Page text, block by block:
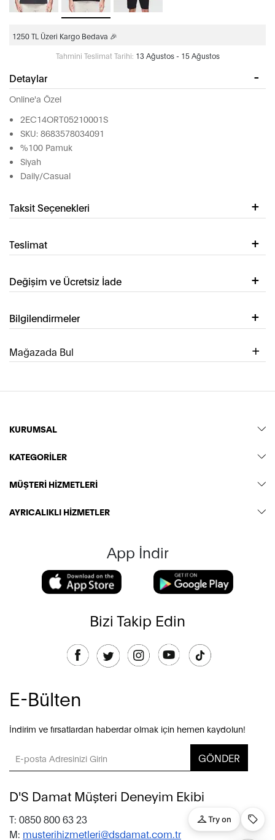
1250 TL Üzeri Kargo Bedava 🎉
Tahmini Teslimat Tarihi: 13 Ağustos - 15 Ağustos
Detaylar
Online'a Özel
2EC14ORT05210001S
SKU: 8683578034091
%100 Pamuk
Siyah
Daily/Casual
Taksit Seçenekleri
Teslimat
Değişim ve Ücretsiz İade
Bilgilendirmeler
Mağazada Bul
KURUMSAL
KATEGORİLER
MÜŞTERİ HİZMETLERİ
AYRICALIKLI HİZMETLER
App İndir
Bizi Takip Edin
E-Bülten
İndirim ve fırsatlardan haberdar olmak için hemen kaydolun!
GÖNDER
D'S Damat Müşteri Deneyim Ekibi
T: 0850 800 63 23
M: musterihizmetleri@dsdamat.com.tr